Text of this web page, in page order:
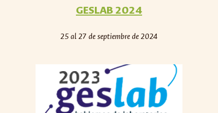
GESLAB 2024
25 al 27 de septiembre de 2024